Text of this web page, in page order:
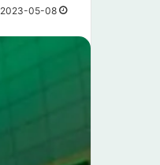
2023-05-08